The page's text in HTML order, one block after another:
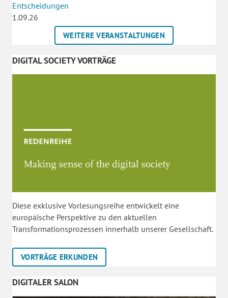
Entscheidungen
1.09.26
WEITERE VERANSTALTUNGEN
DIGITAL SOCIETY VORTRÄGE
Diese exklusive Vorlesungsreihe entwickelt eine
europäische Perspektive zu den aktuellen
Transformationsprozessen innerhalb unserer Gesellschaft.
VORTRÄGE ERKUNDEN
DIGITALER SALON